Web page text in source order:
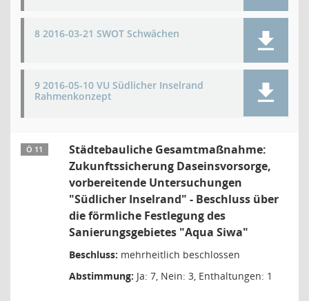
8 2016-03-21 SWOT Schwächen
9 2016-05-10 VU Südlicher Inselrand
Rahmenkonzept
Ö 11
Städtebauliche Gesamtmaßnahme:
Zukunftssicherung Daseinsvorsorge,
vorbereitende Untersuchungen
"Südlicher Inselrand" - Beschluss über
die förmliche Festlegung des
Sanierungsgebietes "Aqua Siwa"
Beschluss: mehrheitlich beschlossen
Abstimmung: Ja: 7, Nein: 3, Enthaltungen: 1